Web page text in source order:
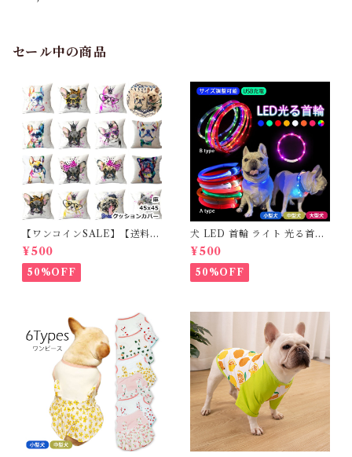
セール中の商品
【ワンコインSALE】【送料無
料】KM503G クッションカバ
ー フレンチブルドッグ クリー
ム フレブル
¥500
50%OFF
犬 LED 首輪 ライト 光る首輪
USB充電 生活防水 長さ調整可
能 首輪 犬用 ペット カラー ペ
ット用品 軽量 ドッグ用品 フレ
ンチブルドック 大型犬 中型犬
¥500
50%OFF